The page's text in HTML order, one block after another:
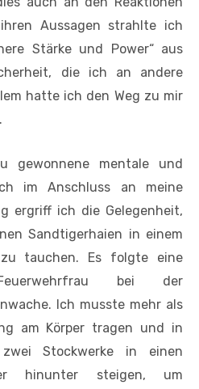
Aussagen strahlte ich
Stärke und Power“ aus
die ich an andere
hatte ich den Weg zu mir
gewonnene mentale und
im Anschluss an meine
ergriff ich die Gelegenheit,
Sandtigerhaien in einem
tauchen. Es folgte eine
bei der
Ich musste mehr als
am Körper tragen und in
Stockwerke in einen
hinunter steigen, um